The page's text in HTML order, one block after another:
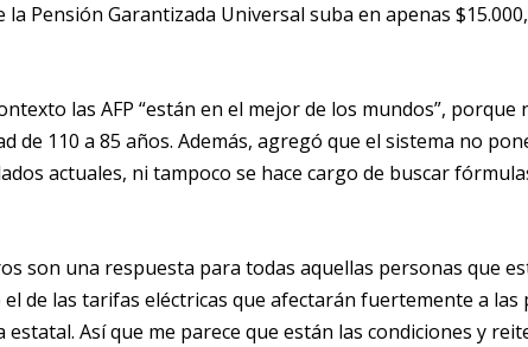
Pensión Garantizada Universal suba en apenas
las AFP “están en el mejor de los mundos”, porque
de 110 a 85 años. Además, agregó que el sistema no
actuales, ni tampoco se hace cargo de buscar
son una respuesta para todas aquellas personas que
de las tarifas eléctricas que afectarán fuertemente a las
Así que me parece que están las condiciones y